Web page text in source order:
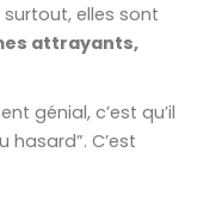
surtout, elles sont
attrayants,
génial, c’est qu’il
hasard”. C’est